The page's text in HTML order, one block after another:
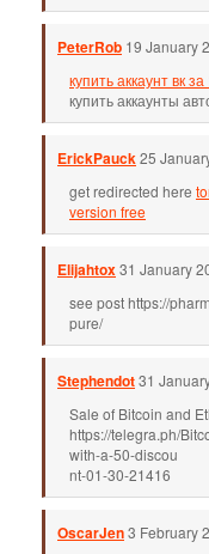
PeterRob 19 January
купить аккаунт вк
купить аккаунты
ErickPauck25
get redirected here
version free
Elijahtox31 January
see post https://
pure/
Stephendot31
Sale of Bitcoin and
https://telegra.ph/
with-a-50-discou
nt-01-30-21416
OscarJen3 February